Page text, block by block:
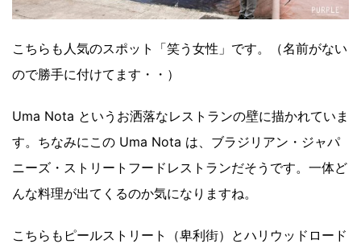
こちらも人気のスポット「笑う女性」です。（名前がない
ので勝手に付けてます・・）
Uma Nota というお洒落なレストランの壁に描かれていま
す。ちなみにこの Uma Nota は、ブラジリアン・ジャパ
ニーズ・ストリートフードレストランだそうです。一体ど
んな料理が出てくるのか気になりますね。
こちらもピールストリート（卑利街）とハリウッドロード